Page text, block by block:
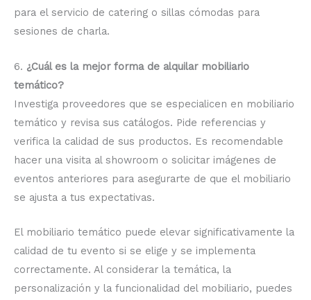
para el servicio de catering o sillas cómodas para
sesiones de charla.
6. ¿Cuál es la mejor forma de alquilar mobiliario
temático?
Investiga proveedores que se especialicen en mobiliario
temático y revisa sus catálogos. Pide referencias y
verifica la calidad de sus productos. Es recomendable
hacer una visita al showroom o solicitar imágenes de
eventos anteriores para asegurarte de que el mobiliario
se ajusta a tus expectativas.
El mobiliario temático puede elevar significativamente la
calidad de tu evento si se elige y se implementa
correctamente. Al considerar la temática, la
personalización y la funcionalidad del mobiliario, puedes